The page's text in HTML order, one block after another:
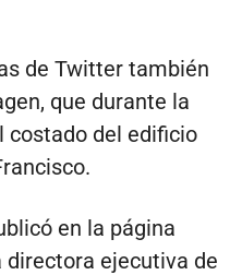
de Twitter también
que durante la
costado del edificio
en la página
directora ejecutiva de